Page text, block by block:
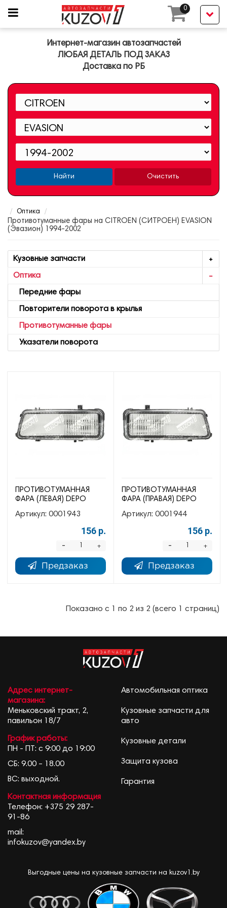
0
Интернет-магазин автозапчастей
ЛЮБАЯ ДЕТАЛЬ ПОД ЗАКАЗ
Доставка по РБ
Найти Очистить
Оптика
Противотуманные фары на CITROEN (СИТРОЕН) EVASION
(Эвазион) 1994-2002
Кузовные запчасти
Оптика
Передние фары
Повторители поворота в крылья
Противотуманные фары
Указатели поворота
ПРОТИВОТУМАННАЯ
ФАРА (ЛЕВАЯ) DEPO
Артикул: 0001943
156 р.
+
-
Предзаказ
ПРОТИВОТУМАННАЯ
ФАРА (ПРАВАЯ) DEPO
Артикул: 0001944
156 р.
+
-
Предзаказ
Показано с 1 по 2 из 2 (всего 1 страниц)
Адрес интернет-
магазина:
Меньковский тракт, 2,
павильон 18/7
График работы:
ПН - ПТ: с 9:00 до 19:00
СБ: 9.00 – 18.00
ВС: выходной.
Контактная информация
Телефон: +375 29 287-
91-86
mail:
infokuzov@yandex.by
Автомобильная оптика
Кузовные запчасти для
авто
Кузовные детали
Защита кузова
Гарантия
Выгодные цены на кузовные запчасти на kuzov1.by